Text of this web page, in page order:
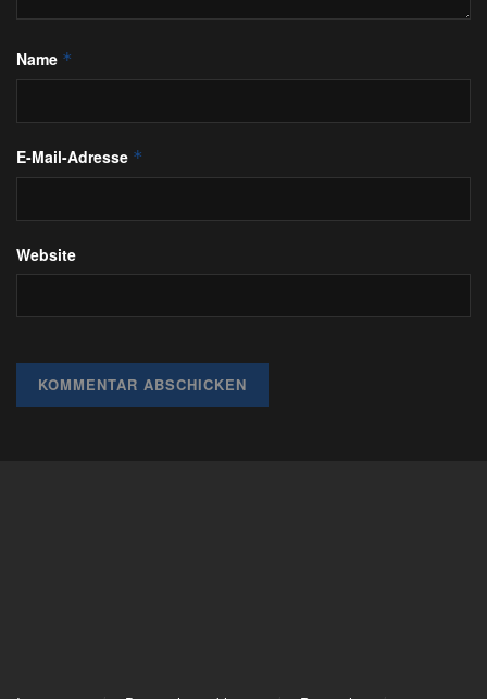
Name *
E-Mail-Adresse *
Website